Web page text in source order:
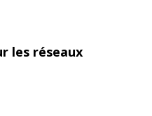
les réseaux